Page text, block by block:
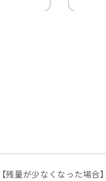
残量が少なくなった場合】